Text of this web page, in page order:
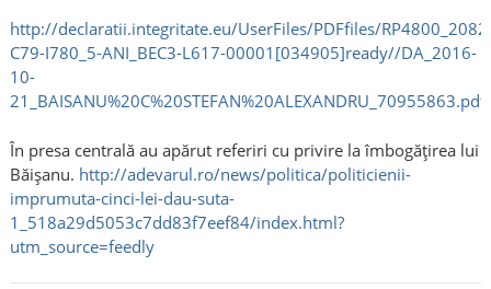
http://declaratii.integritate.eu/UserFiles/PDFfiles/
C79-I780_5-ANI_BEC3-L617-00001[034905]ready//DA_2016-
10-
21_BAISANU%20C%20STEFAN%20ALEXANDRU_70955863.pdf
În presa centrală au apărut referiri cu privire la îmbogățirea lui
Băișanu. http://adevarul.ro/news/politica/politicienii-
imprumuta-cinci-lei-dau-suta-
1_518a29d5053c7dd83f7eef84/index.html?
utm_source=feedly